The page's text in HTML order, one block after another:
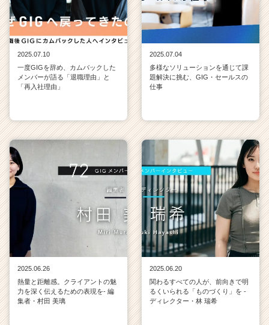
2025.07.10
一度GIGを辞め、カムバックした
メンバーが語る「退職理由」と
「再入社理由」
2025.07.04
多様なソリューションを通じて課
題解決に挑む、GIG・セールスの
仕事
2025.06.26
熱量と距離感。クライアントの魅
力を深く伝えるための表現を- 編
集者・村田 美璃
2025.06.20
関わるすべての人が、前向きで明
るくいられる「ものづくり」を -
ディレクター・林 瑞希